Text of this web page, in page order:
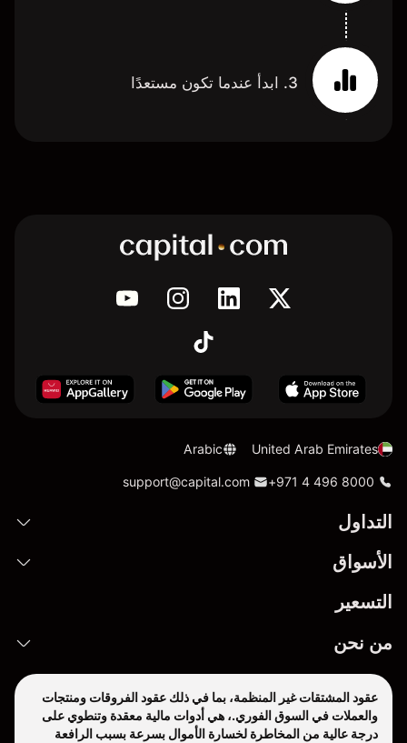
3. ابدأ عندما تكون مستعدًا
United Arab Emirates
Arabic
+971 4 496 8000
support@capital.com
التداول
الأسواق
التسعير
من نحن
عقود المشتقات غير المنظمة، بما في ذلك عقود الفروقات ومنتجات
والعملات في السوق الفوري.، هي أدوات مالية معقدة وتنطوي على
درجة عالية من المخاطرة لخسارة الأموال بسرعة بسبب الرافعة